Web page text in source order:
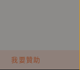
我要贊助